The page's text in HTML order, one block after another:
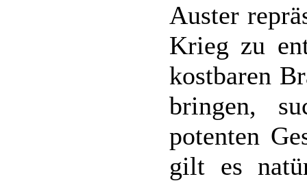
Auster
Krieg zu
kostbaren
bringen,
potenten
gilt es